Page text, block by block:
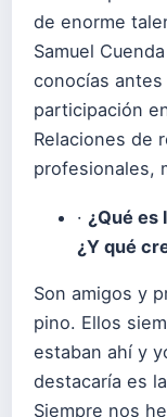
de enorme
Samuel
conocías
participación
Relaciones de
profesionales,
· ¿Qué es
¿Y qué
Son amigos y
pino. Ellos
estaban ahí y
destacaría es
Siempre nos